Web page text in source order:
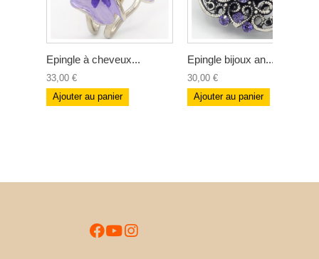
Epingle à cheveux...
33,00 €
Ajouter au panier
Epingle bijoux an...
30,00 €
Ajouter au panier